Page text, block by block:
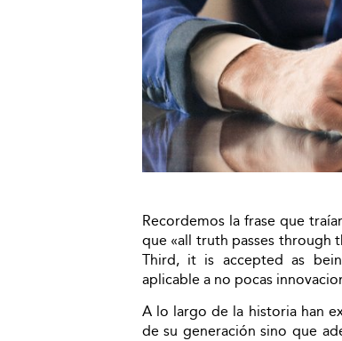
Recordemos la frase que
que «all truth passes through
Third, it is accepted as
aplicable a no pocas
A lo largo de la historia han
de su generación sino que